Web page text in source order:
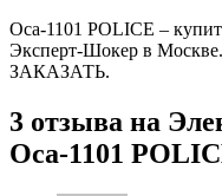
Оса-1101 POLICE –
Эксперт-Шокер в
ЗАКАЗАТЬ.
3 отзыва на
Оса-1101